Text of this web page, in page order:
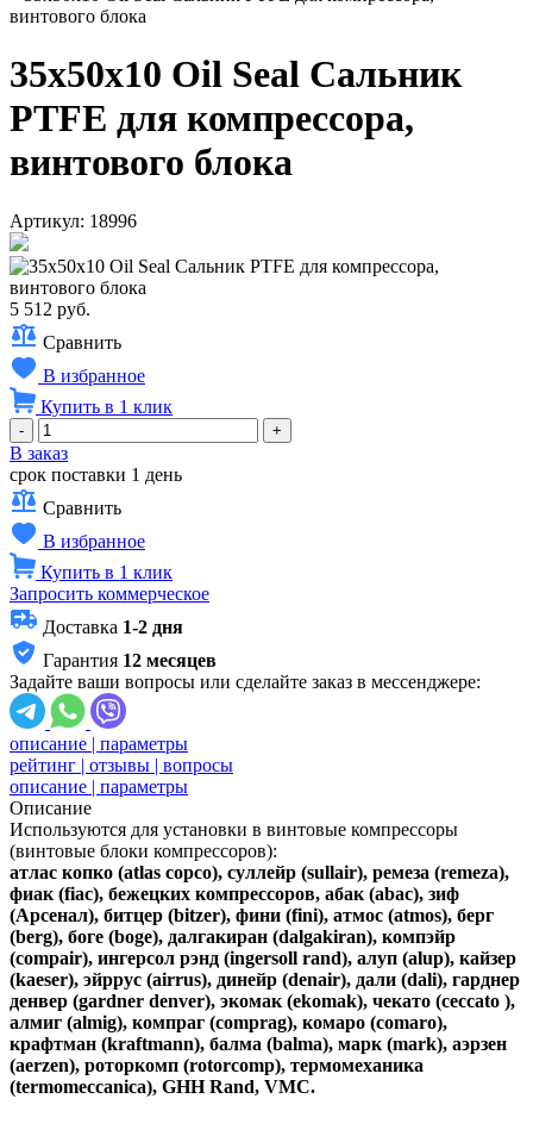
винтового блока
35x50x10 Oil Seal Сальник
PTFE для компрессора,
винтового блока
Артикул: 18996
5 512 руб.
Сравнить
В избранное
Купить в 1 клик
- +
В заказ
срок поставки 1 день
Сравнить
В избранное
Купить в 1 клик
Запросить коммерческое
Доставка 1-2 дня
Гарантия 12 месяцев
Задайте ваши вопросы или сделайте заказ в мессенджере:
описание | параметры
рейтинг | отзывы | вопросы
описание | параметры
Описание
Используются для установки в винтовые компрессоры
(винтовые блоки компрессоров):
атлас копко (atlas copco), суллейр (sullair), ремеза (remeza),
фиак (fiac), бежецких компрессоров, абак (abac), зиф
(Арсенал), битцер (bitzer), фини (fini), атмос (atmos), берг
(berg), боге (boge), далгакиран (dalgakiran), компэйр
(compair), ингерсол рэнд (ingersoll rand), алуп (alup), кайзер
(kaeser), эйррус (airrus), динейр (denair), дали (dali), гарднер
денвер (gardner denver), экомак (ekomak), чекато (ceccato ),
алмиг (almig), компраг (comprag), комаро (comaro),
крафтман (kraftmann), балма (balma), марк (mark), аэрзен
(aerzen), роторкомп (rotorcomp), термомеханика
(termomeccanica), GHH Rand, VMC.